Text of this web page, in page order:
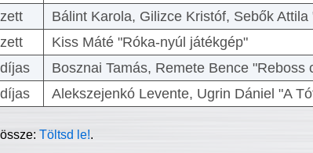
Bálint Karola, Gilizce Kristóf, Sebők
Kiss Máté "Róka-nyúl játékgép"
Bosznai Tamás, Remete Bence "Reboss
Alekszejenkó Levente, Ugrin Dániel "A
össze:Töltsd le!.